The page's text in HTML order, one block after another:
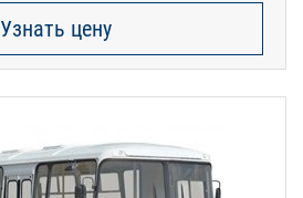
Узнать цену